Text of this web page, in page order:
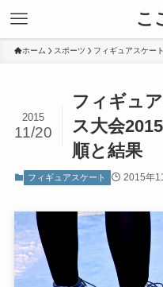
こ
ホーム スポーツ フィギュアスケート
フィギュ
ス大会
順と結果
2015
11/20
フィギュアスケート 2015年